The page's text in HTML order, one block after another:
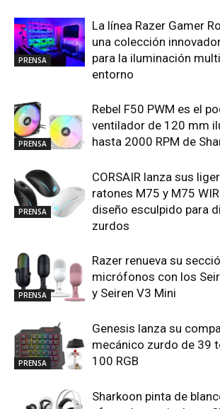
PRENSA
La línea Razer Gamer
una colección
para la iluminación
entorno
PRENSA
Rebel F50 PWM es el
ventilador de 120 mm
hasta 2000 RPM de
PRENSA
CORSAIR lanza sus
ratones M75 y M75
diseño esculpido para
zurdos
PRENSA
Razer renueva su
micrófonos con los
y Seiren V3 Mini
PRENSA
Genesis lanza su
mecánico zurdo de 39
100 RGB
Sharkoon pinta de